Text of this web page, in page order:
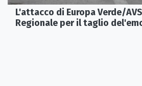
L'attacco di Europa Verde/
Regionale per il taglio